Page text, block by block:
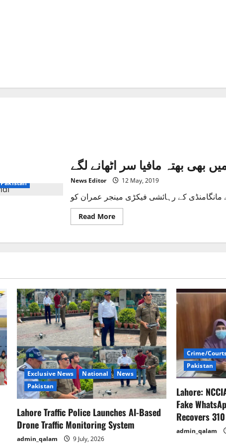
Pakistan
بھی بھتہ مافیا سر اٹھانے لگے
News Editor 12 May, 2019
Read MoreRead
more
کے
مافیا
اٹھانے
لگے
Exclusive News National
News
Pakistan
Lahore Traffic Police Launches AI-Based
Drone Traffic Monitoring System
admin_qalam 9 July, 2026
Crime/
Pakistan
Lahore:
Fake
Recovers
admin_qalam